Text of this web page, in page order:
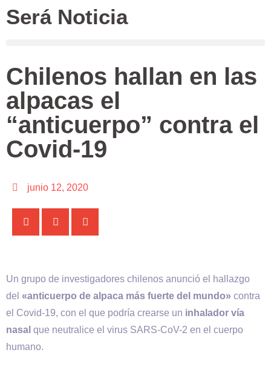
Será Noticia
Chilenos hallan en las
alpacas el
“anticuerpo” contra el
Covid-19
junio 12, 2020
Un grupo de investigadores chilenos anunció el hallazgo
del «anticuerpo de alpaca más fuerte del mundo» contra
el Covid-19, con el que podría crearse un inhalador vía
nasal que neutralice el virus SARS-CoV-2 en el cuerpo
humano.